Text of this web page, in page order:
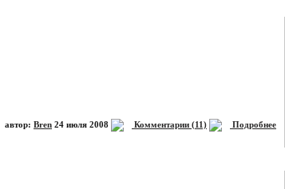
автор: Bren 24 июля 2008 Комментарии (11) Подробнее